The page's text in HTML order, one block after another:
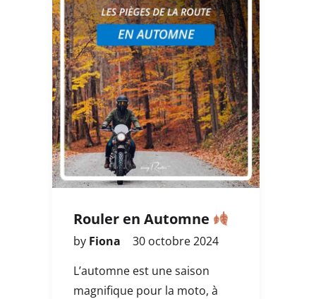
Rouler en Automne
by Fiona
30 octobre 2024
L’automne est une saison
magnifique pour la moto, à